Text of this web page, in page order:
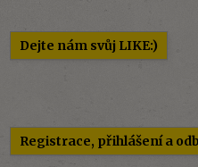
Dejte nám svůj LIKE:)
Registrace, přihlášení a